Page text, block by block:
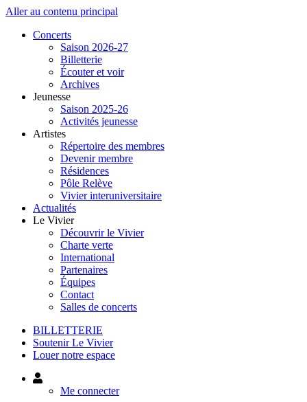
Aller au contenu principal
Concerts
Saison 2026-27
Billetterie
Écouter et voir
Archives
Jeunesse
Saison 2025-26
Activités jeunesse
Artistes
Répertoire des membres
Devenir membre
Résidences
Pôle Relève
Vivier interuniversitaire
Actualités
Le Vivier
Découvrir le Vivier
Charte verte
International
Partenaires
Équipes
Contact
Salles de concerts
BILLETTERIE
Soutenir Le Vivier
Louer notre espace
Utilisateur
Me connecter